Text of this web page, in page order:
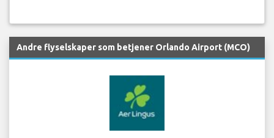
Andre flyselskaper som betjener Orlando Airport (MCO)